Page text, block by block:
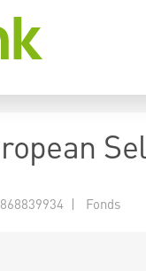
| Fonds